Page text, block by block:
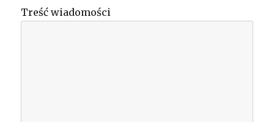
Treść wiadomości